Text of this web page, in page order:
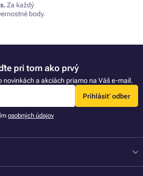
Za každý
body.
pri tom ako prvý
novinkách a akciách priamo na Váš e-mail.
Prihlásiť odber
osobných údajov